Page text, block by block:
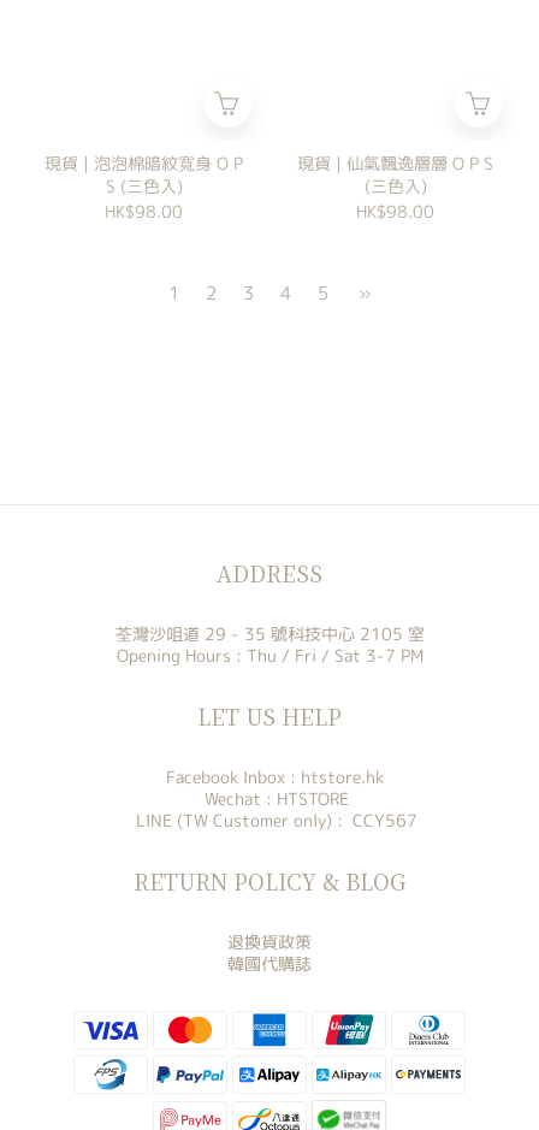
現貨 | 泡泡棉暗紋寬身 O P
S (三色入)
HK$98.00
現貨 | 仙氣飄逸層層 O P S
(三色入)
HK$98.00
1 2 3 4 5 »
ADDRESS
荃灣沙咀道 29 - 35 號科技中心 2105 室
Opening Hours : Thu / Fri / Sat 3-7 PM
LET US HELP
Facebook Inbox : htstore.hk
Wechat : HTSTORE
LINE (TW Customer only) : CCY567
RETURN POLICY & BLOG
退換貨政策
韓國代購誌